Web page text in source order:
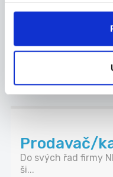
společností...
ADECCO spol. s r.o.
Prodavač/
Do svých řad firmy
ši...